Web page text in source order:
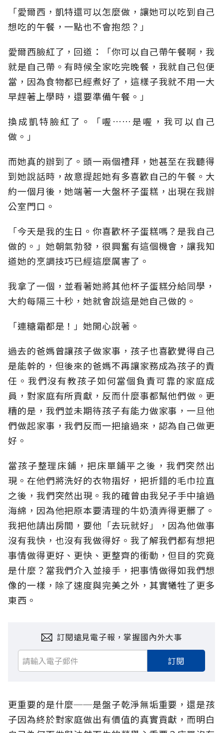
「愛爾西，凱特還可以怎麼做，讓她可以吃到自己
想吃的午餐，一點也不會抱怨？」
愛爾西臉紅了，回道：「你可以自己帶午餐啊，我
就是自己帶。有時候全家吃完晚餐，我就自己包便
當，因為食物都已經煮好了，這樣子我就不用一大
早趕著上學時，還要準備午餐。」
換成凱特臉紅了。「喔……是喔，我可以自己
做。」
而她真的辦到了。頭一兩個禮拜，她甚至在我聽得
到她說話時，故意提起她有多喜歡自己的午餐。大
約一個月後，她端著一大盤杯子蛋糕，出現在我辦
公室門口。
「今天是我的生日。你喜歡杯子蛋糕嗎？是我自己
做的。」她朝氣勃發，很興奮有這個機會，讓我知
道她的烹調技巧已經這麼厲害了。
我拿了一個，並看著她將其他杯子蛋糕分給同學，
大約每隔三十秒，她就會說這是她自己做的。
「連糖霜都是！」她開心說著。
過去的爸媽曾讓孩子做家事，孩子也喜歡覺得自己
是能幹的，但後來的爸媽不再讓家務成為孩子的責
任。我們沒有教孩子如何當個負責可靠的家庭成
員，對家庭有所貢獻，反而什麼事都幫他們做。更
糟的是，我們並未期待孩子有能力做家事，一旦他
們做起家事，我們反而一把搶過來，認為自己做更
好。
當孩子整理床鋪，把床單鋪平之後，我們突然出
現。在他們將洗好的衣物摺好，把折錯的毛巾拉直
之後，我們突然出現。我的確曾由我兒子手中搶過
海綿，因為他把原本要清理的牛奶漬弄得更髒了。
我把他請出房間，要他「去玩就好」，因為他做事
沒有我快，也沒有我做得好。我了解我們都有想把
事情做得更好、更快、更整齊的衝動，但目的究竟
是什麼？當我們介入並接手，把事情做得如我們想
像的一樣，除了速度與完美之外，其實犧牲了更多
東西。
訂閱遠見電子報，掌握國內外大事
訂閱
更重要的是什麼──是盤子乾淨無垢重要，還是孩
子因為終於對家庭做出有價值的真實貢獻，而明白